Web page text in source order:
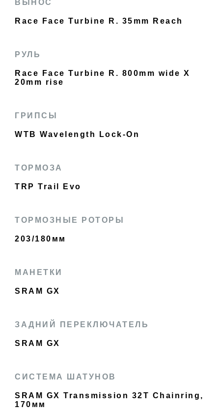
ВЫНОС
Race Face Turbine R. 35mm Reach
РУЛЬ
Race Face Turbine R. 800mm wide X
20mm rise
ГРИПСЫ
WTB Wavelength Lock-On
ТОРМОЗА
TRP Trail Evo
ТОРМОЗНЫЕ РОТОРЫ
203/180мм
МАНЕТКИ
SRAM GX
ЗАДНИЙ ПЕРЕКЛЮЧАТЕЛЬ
SRAM GX
СИСТЕМА ШАТУНОВ
SRAM GX Transmission 32T Chainring,
170мм